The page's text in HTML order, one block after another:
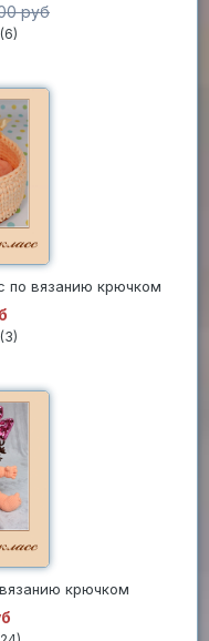
руб
(6)
по вязанию крючком
(3)
крючком